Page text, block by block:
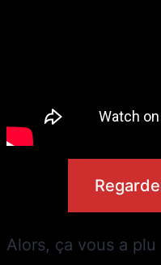
Alors, ça vous a plu